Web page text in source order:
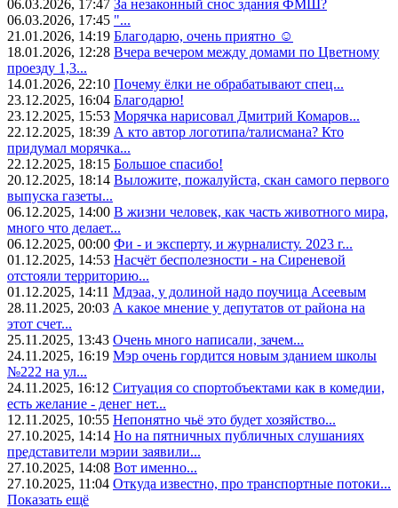
06.03.2026, 17:47 За незаконный снос здания ФМШ?
06.03.2026, 17:45 "...
21.01.2026, 14:19 Благодарю, очень приятно ☺️
18.01.2026, 12:28 Вчера вечером между домами по Цветному
проезду 1,3...
14.01.2026, 22:10 Почему ёлки не обрабатывают спец...
23.12.2025, 16:04 Благодарю!
23.12.2025, 15:53 Морячка нарисовал Дмитрий Комаров...
22.12.2025, 18:39 А кто автор логотипа/талисмана? Кто
придумал морячка...
22.12.2025, 18:15 Большое спасибо!
20.12.2025, 18:14 Выложите, пожалуйста, скан самого первого
выпуска газеты...
06.12.2025, 14:00 В жизни человек, как часть животного мира,
много что делает...
06.12.2025, 00:00 Фи - и эксперту, и журналисту. 2023 г...
01.12.2025, 14:53 Насчёт бесполезности - на Сиреневой
отстояли территорию...
01.12.2025, 14:11 Мдэаа, у долиной надо поучица Асеевым
28.11.2025, 20:03 А какое мнение у депутатов от района на
этот счет...
25.11.2025, 13:43 Очень много написали, зачем...
24.11.2025, 16:19 Мэр очень гордится новым зданием школы
№222 на ул...
24.11.2025, 16:12 Ситуация со спортобъектами как в комедии,
есть желание - денег нет...
12.11.2025, 10:55 Непонятно чьё это будет хозяйство...
27.10.2025, 14:14 Но на пятничных публичных слушаниях
представители мэрии заявили...
27.10.2025, 14:08 Вот именно...
27.10.2025, 11:04 Откуда известно, про транспортные потоки...
Показать ещё